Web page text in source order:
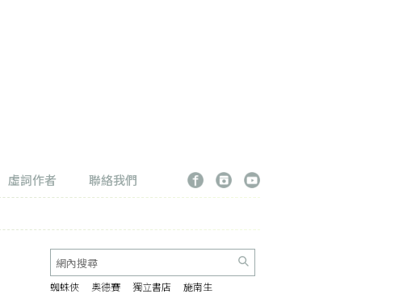
虛詞作者
聯絡我們
蜘蛛俠 奧德賽 獨立書店 施南生